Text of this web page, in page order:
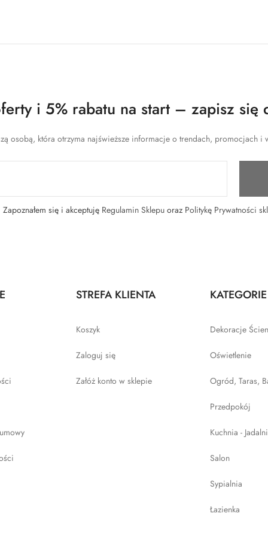
i 5% rabatu na start – zapisz się
osobą, która otrzyma najświeższe informacje o trendach, promocjach i
Zapoznałem się i akceptuję Regulamin Sklepuoraz Politykę Prywatności
STREFA KLIENTA
Koszyk
Zaloguj się
Załóż konto w sklepie
KATEGORIE
Dekoracje
Oświetlenie
Ogród, Taras,
Przedpokój
Kuchnia -
Salon
Sypialnia
Łazienka